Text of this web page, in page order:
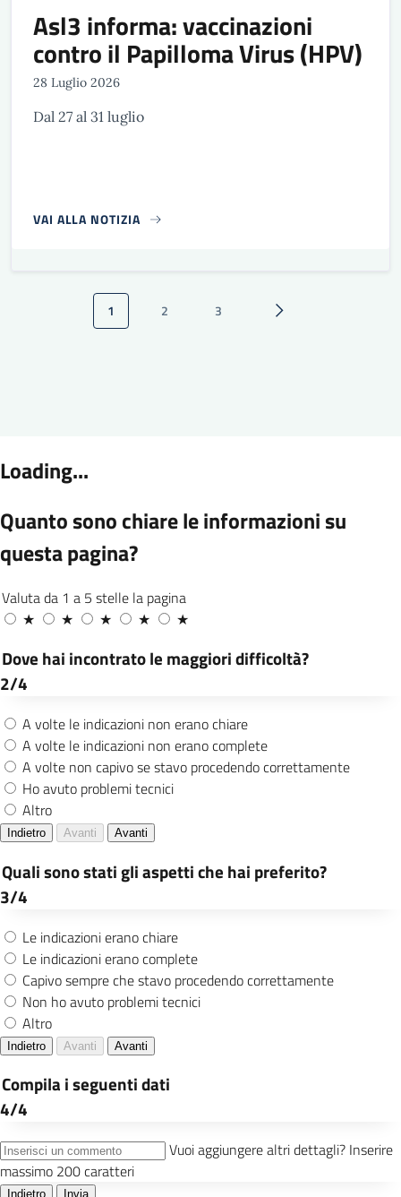
Asl3 informa: vaccinazioni
contro il Papilloma Virus (HPV)
28 Luglio 2026
Dal 27 al 31 luglio
VAI ALLA NOTIZIA
Paginazione
Pagina attuale
1 Pagina
2 Pagina
3 Pagina successiva